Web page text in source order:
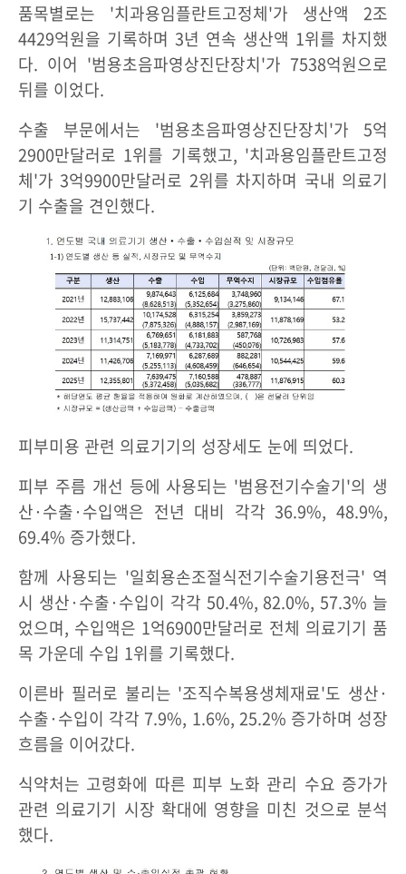
품목별로는 '치과용임플란트고정체'가 생산액 2조
4429억원을 기록하며 3년 연속 생산액 1위를 차지했
다. 이어 '범용초음파영상진단장치'가 7538억원으로
뒤를 이었다.
수출 부문에서는 '범용초음파영상진단장치'가 5억
2900만달러로 1위를 기록했고, '치과용임플란트고정
체'가 3억9900만달러로 2위를 차지하며 국내 의료기
기 수출을 견인했다.
피부미용 관련 의료기기의 성장세도 눈에 띄었다.
피부 주름 개선 등에 사용되는 '범용전기수술기'의 생
산·수출·수입액은 전년 대비 각각 36.9%, 48.9%,
69.4% 증가했다.
함께 사용되는 '일회용손조절식전기수술기용전극' 역
시 생산·수출·수입이 각각 50.4%, 82.0%, 57.3% 늘
었으며, 수입액은 1억6900만달러로 전체 의료기기 품
목 가운데 수입 1위를 기록했다.
이른바 필러로 불리는 '조직수복용생체재료'도 생산·
수출·수입이 각각 7.9%, 1.6%, 25.2% 증가하며 성장
흐름을 이어갔다.
식약처는 고령화에 따른 피부 노화 관리 수요 증가가
관련 의료기기 시장 확대에 영향을 미친 것으로 분석
했다.